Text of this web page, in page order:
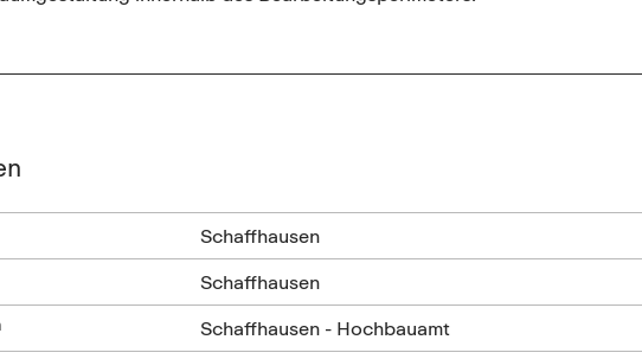
Schaffhausen
Schaffhausen
Schaffhausen - Hochbauamt